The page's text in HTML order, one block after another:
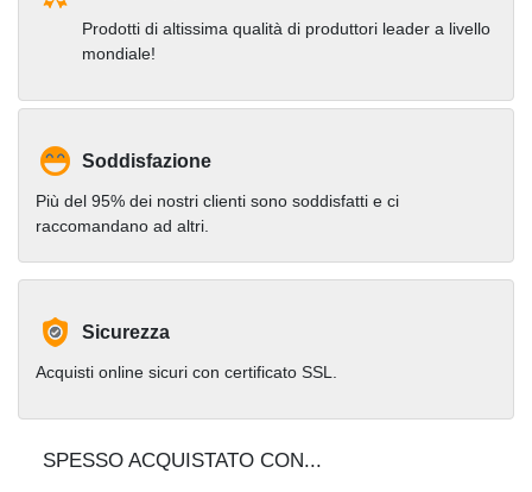
Prodotti di altissima qualità di produttori leader a livello
mondiale!
Soddisfazione
Più del 95% dei nostri clienti sono soddisfatti e ci
raccomandano ad altri.
Sicurezza
Acquisti online sicuri con certificato SSL.
SPESSO ACQUISTATO CON...